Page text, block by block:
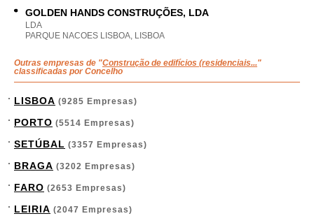
GOLDEN HANDS CONSTRUÇÕES, LDA
LDA
PARQUE NACOES LISBOA, LISBOA
Outras empresas de "Construção de edifícios (residenciais..."
classificadas por Concelho
LISBOA (9285 Empresas)
PORTO (5514 Empresas)
SETÚBAL (3357 Empresas)
BRAGA (3202 Empresas)
FARO (2653 Empresas)
LEIRIA (2047 Empresas)